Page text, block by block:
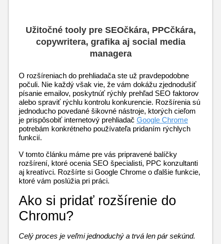
Užitočné tooly pre SEOčkára, PPCčkára,
copywritera, grafika aj social media
managera
O rozšíreniach do prehliadača ste už pravdepodobne
počuli. Nie každý však vie, že vám dokážu zjednodušiť
písanie emailov, poskytnúť rýchly prehľad SEO faktorov
alebo spraviť rýchlu kontrolu konkurencie. Rozšírenia sú
jednoducho povedané šikovné nástroje, ktorých cieľom
je prispôsobiť internetový prehliadač Google Chrome
potrebám konkrétneho používateľa pridaním rýchlych
funkcií.
V tomto článku máme pre vás pripravené balíčky
rozšírení, ktoré ocenia SEO špecialisti, PPC konzultanti
aj kreatívci. Rozšírte si Google Chrome o ďalšie funkcie,
ktoré vám poslúžia pri práci.
Ako si pridať rozšírenie do
Chromu?
Celý proces je veľmi jednoduchý a trvá len pár sekúnd.